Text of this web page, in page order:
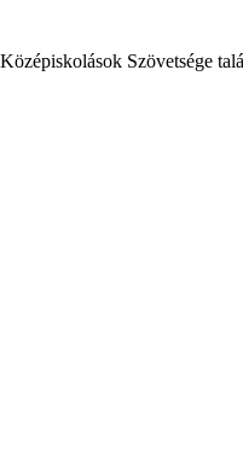
Szövetsége